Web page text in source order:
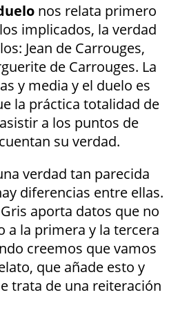
nos relata primero
implicados, la verdad
Jean de Carrouges,
de Carrouges. La
y media y el duelo es
la práctica totalidad de
a los puntos de
su verdad.
verdad tan parecida
diferencias entre ellas.
aporta datos que no
a la primera y la tercera
creemos que vamos
que añade esto y
trata de una reiteración